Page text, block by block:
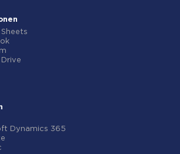
Contacts
Dynamics 365